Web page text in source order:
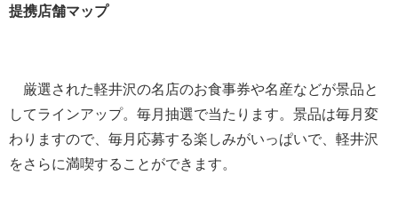
提携店舗マップ
厳選された軽井沢の名店のお食事券や名産などが景品と
してラインアップ。毎月抽選で当たります。景品は毎月変
わりますので、毎月応募する楽しみがいっぱいで、軽井沢
をさらに満喫することができます。